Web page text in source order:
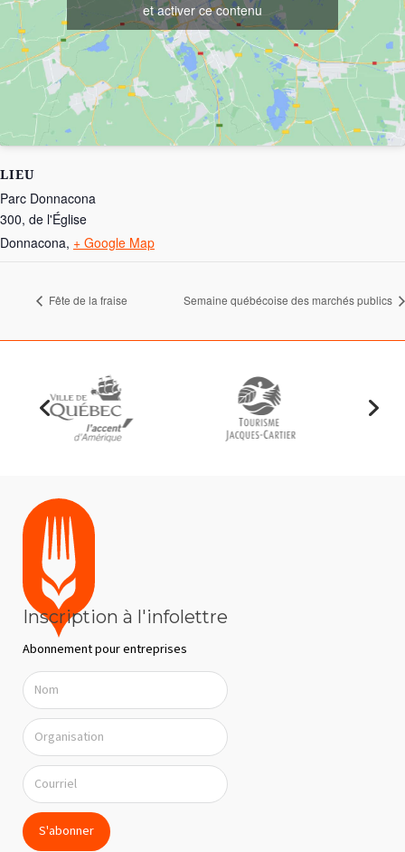
LIEU
Parc Donnacona
300, de l'Église
Donnacona, + Google Map
et activer ce contenu
Fête de la fraise Semaine québécoise des marchés publics
Inscription à l'infolettre
Abonnement pour entreprises
S'abonner